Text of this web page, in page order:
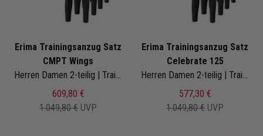
Erima Trainingsanzug Satz
CMPT Wings
Herren Damen 2-teilig | Trainingsjacke mit Kapuze Trainingshose
609,80 €
1.049,80 € UVP
Erima Trainingsanzug Satz
Celebrate 125
Herren Damen 2-teilig | Trainingsjacke mit Kapuze Trainingshose
577,30 €
1.049,80 € UVP